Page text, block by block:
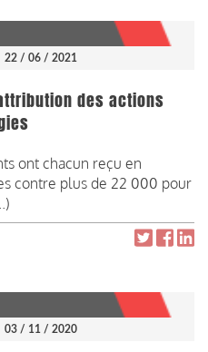
22 / 06 / 2021
des actions
ont chacun reçu en
contre plus de 22 000 pour
03 / 11 / 2020